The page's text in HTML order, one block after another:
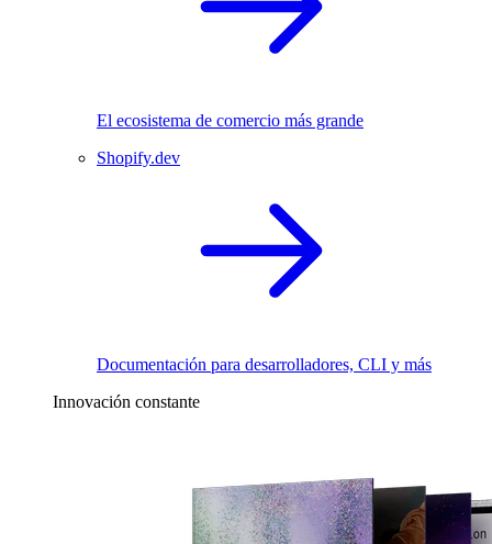
El ecosistema de comercio más grande
Shopify.dev
Documentación para desarrolladores, CLI y más
Innovación constante